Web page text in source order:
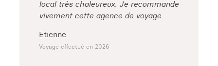
local très chaleureux. Je recommande
vivement cette agence de voyage.
Etienne
Voyage effectué en 2026